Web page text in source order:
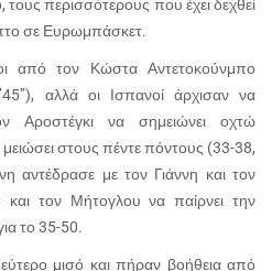
περισσότερους που έχει δεχθεί
σε Ευρωμπάσκετ.
από τον Κώστα Αντετοκούνμπο
αλλά οι Ισπανοί άρχισαν να
Αροστέγκι να σημειώνει οχτώ
στους πέντε πόντους (33-38,
αντέδρασε με τον Γιάννη και τον
τον Μήτογλου να παίρνει την
το 35-50.
μισό και πήραν βοήθεια από